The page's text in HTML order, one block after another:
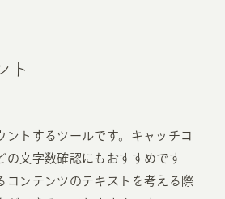
ト
ントするツールです。キャッチコ
の文字数確認にもおすすめです
コンテンツのテキストを考える際